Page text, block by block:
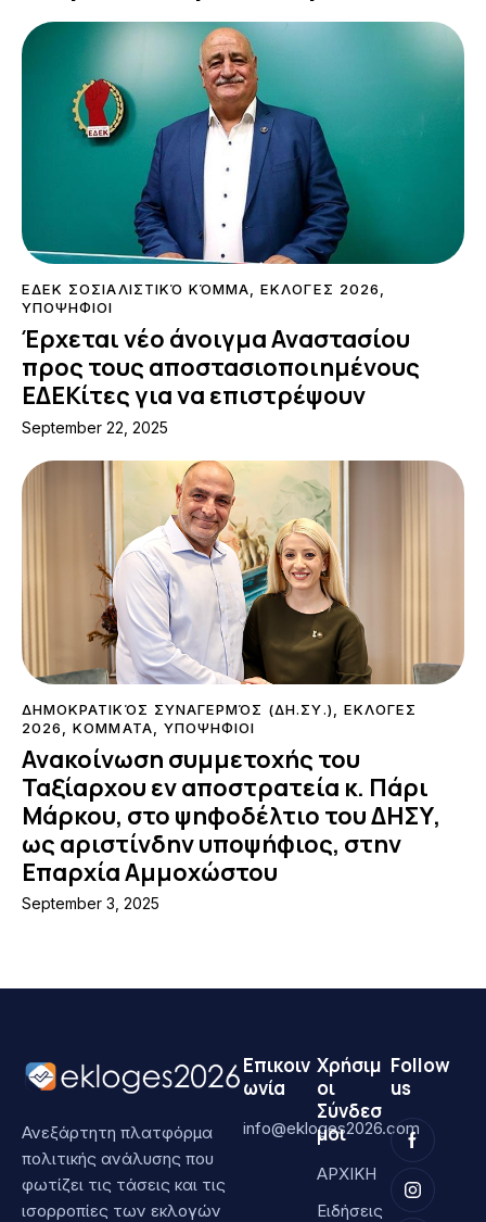
ΕΔΕΚ ΣΟΣΙΑΛΙΣΤΙΚΌ ΚΌΜΜΑ,ΕΚΛΟΓΕΣ 2026,
ΥΠΟΨΗΦΙΟΙ
Έρχεται νέο άνοιγμα Αναστασίου
προς τους αποστασιοποιημένους
ΕΔΕΚίτες για να επιστρέψουν
September 22, 2025
ΔΗΜΟΚΡΑΤΙΚΌΣ ΣΥΝΑΓΕΡΜΌΣ (ΔΗ.ΣΥ.), ΕΚΛΟΓΕΣ
2026,ΚΟΜΜΑΤΑ, ΥΠΟΨΗΦΙΟΙ
Ανακοίνωση συμμετοχής του
Ταξίαρχου εν αποστρατεία κ. Πάρι
Μάρκου, στο ψηφοδέλτιο του ΔΗΣΥ,
ως αριστίνδην υποψήφιος, στην
Επαρχία Αμμοχώστου
September 3, 2025
Ανεξάρτητη πλατφόρμα
πολιτικής ανάλυσης που
φωτίζει τις τάσεις και τις
ισορροπίες των εκλογών
Επικοιν
ωνία
info@ekloges2026.com
Χρήσιμ
οι
Σύνδεσ
μοι
ΑΡΧΙΚΗ
Ειδήσεις
Follow
us